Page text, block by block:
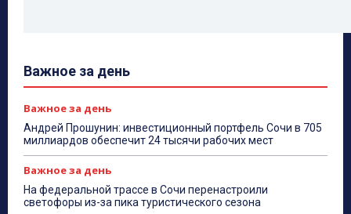
Важное за день
Важное за день
Андрей Прошунин: инвестиционный портфель Сочи в 705
миллиардов обеспечит 24 тысячи рабочих мест
Важное за день
На федеральной трассе в Сочи перенастроили
светофоры из-за пика туристического сезона